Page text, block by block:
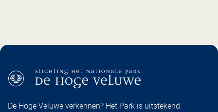
De Hoge Veluwe verkennen? Het Park is uitstekend